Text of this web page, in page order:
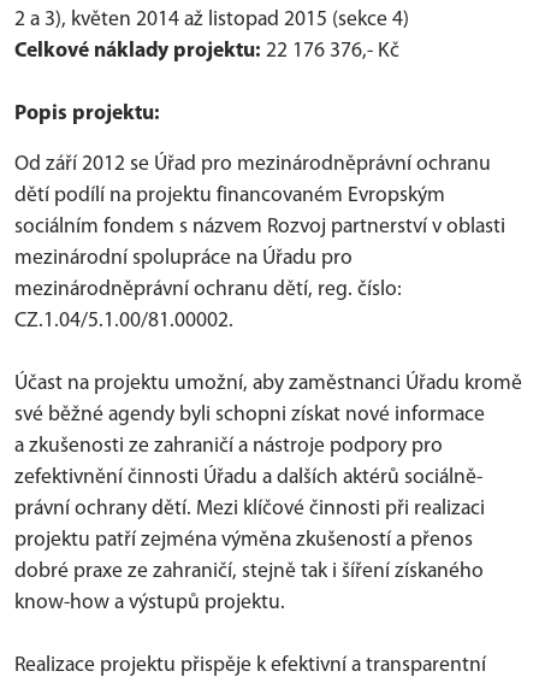
2 a 3), květen 2014 až listopad 2015 (sekce 4)
Celkové náklady projektu: 22 176 376,- Kč
Popis projektu:
Od září 2012 se Úřad pro mezinárodněprávní ochranu
dětí podílí na projektu financovaném Evropským
sociálním fondem s názvem Rozvoj partnerství v oblasti
mezinárodní spolupráce na Úřadu pro
mezinárodněprávní ochranu dětí, reg. číslo:
CZ.1.04/5.1.00/81.00002.
Účast na projektu umožní, aby zaměstnanci Úřadu kromě
své běžné agendy byli schopni získat nové informace
a zkušenosti ze zahraničí a nástroje podpory pro
zefektivnění činnosti Úřadu a dalších aktérů sociálně-
právní ochrany dětí. Mezi klíčové činnosti při realizaci
projektu patří zejména výměna zkušeností a přenos
dobré praxe ze zahraničí, stejně tak i šíření získaného
know-how a výstupů projektu.
Realizace projektu přispěje k efektivní a transparentní